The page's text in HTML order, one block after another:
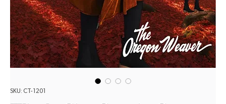
SKU: CT-1201